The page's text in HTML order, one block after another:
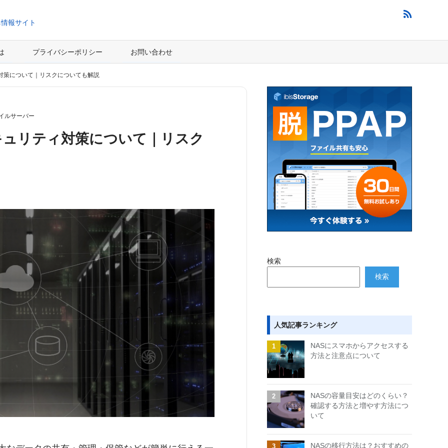
報サイト
プライバシーポリシー お問い合わせ
策について｜リスクについても解説
ルサーバー
リティ対策について｜リスク
検索
検索
人気記事ランキング
NASにスマホからアクセスする
方法と注意点について
NASの容量目安はどのくらい？
確認する方法と増やす方法につ
いて
NASの移行方法は？おすすめの